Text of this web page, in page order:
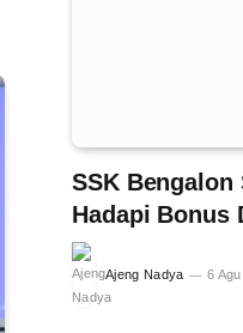
SSK Bengalon
Hadapi Bonus
Ajeng Nadya 6